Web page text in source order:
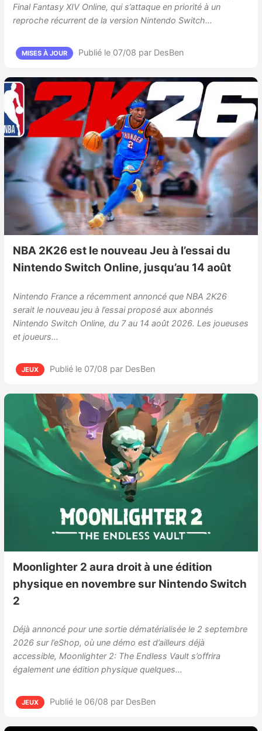
Final Fantasy XIV Online, qui s’attaque en priorité à un
reproche récurrent de la version Nintendo Switch…
MISES À JOUR Publié le 07/08 par DesBen
NBA 2K26 est le nouveau Jeu à l’essai du
Nintendo Switch Online, jusqu’au 14 août
Nintendo France a récemment annoncé que NBA 2K26
serait le nouveau jeu à l’essai proposé aux abonnés
Nintendo Switch Online, du 7 au 14 août 2026. Les joueuses
et joueurs…
JEUX Publié le 07/08 par DesBen
Moonlighter 2 aura droit à une édition
physique en novembre sur Nintendo Switch
2
Déjà annoncé pour une sortie dématérialisée le 2 septembre
2026 sur l’eShop, où une démo est d’ailleurs déjà
accessible, Moonlighter 2: The Endless Vault s’offrira
également une édition physique quelques…
JEUX Publié le 06/08 par DesBen